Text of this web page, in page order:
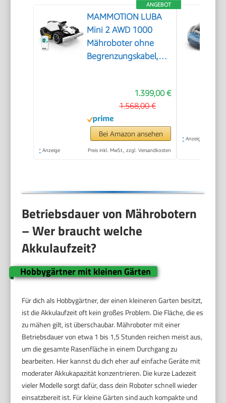
ANGEBOT
MAMMOTION LUBA
Mini 2 AWD 1000
Mähroboter ohne
Begrenzungskabel,
1.399,00 €
1.568,00 €
Bei Amazon ansehen
* Anzeige Preis inkl. MwSt., zzgl. Versandkosten
* Anzeige
Betriebsdauer von Mährobotern
– Wer braucht welche
Akkulaufzeit?
Hobbygärtner mit kleinen Gärten
Für dich als Hobbygärtner, der einen kleineren Garten besitzt,
ist die Akkulaufzeit oft kein großes Problem. Die Fläche, die es
zu mähen gilt, ist überschaubar. Mähroboter mit einer
Betriebsdauer von etwa 1 bis 1,5 Stunden reichen meist aus,
um die gesamte Rasenfläche in einem Durchgang zu
bearbeiten. Hier kannst du dich eher auf einfache Geräte mit
moderater Akkukapazität konzentrieren. Die kurze Ladezeit
vieler Modelle sorgt dafür, dass dein Roboter schnell wieder
einsatzbereit ist. Für kleine Gärten sind auch kompakte und